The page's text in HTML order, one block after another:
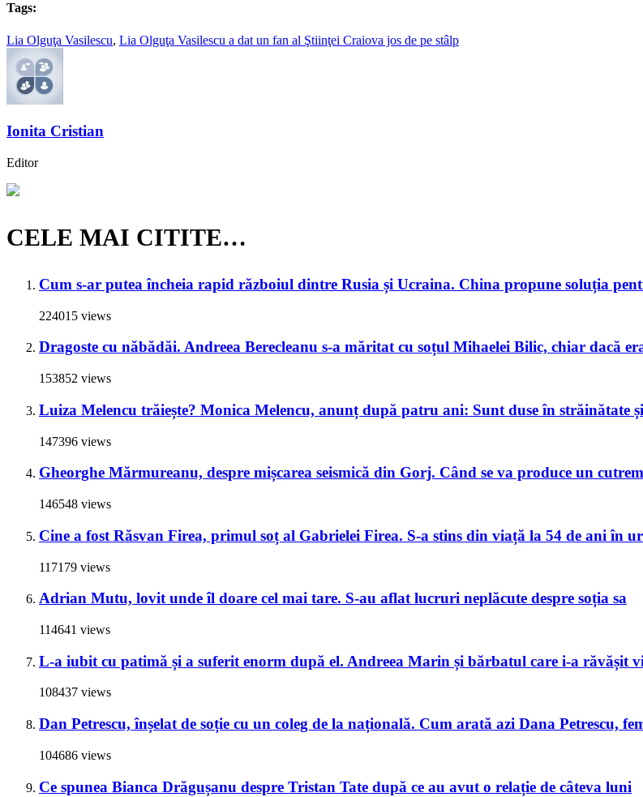
Tags:
Lia Olguţa Vasilescu, Lia Olguţa Vasilescu a dat un fan al Ştiinţei Craiova jos de pe stâlp
Ionita Cristian
Editor
CELE MAI CITITE…
Cum s-ar putea încheia rapid războiul dintre Rusia și Ucraina. China propune soluția
224015 views
Dragoste cu năbădăi. Andreea Berecleanu s-a măritat cu soțul Mihaelei Bilic, chiar dacă
153852 views
Luiza Melencu trăiește? Monica Melencu, anunț după patru ani: Sunt duse în străinătate
147396 views
Gheorghe Mărmureanu, despre mișcarea seismică din Gorj. Când se va produce un
146548 views
Cine a fost Răsvan Firea, primul soț al Gabrielei Firea. S-a stins din viață la 54 de ani în
117179 views
Adrian Mutu, lovit unde îl doare cel mai tare. S-au aflat lucruri neplăcute despre soția sa
114641 views
L-a iubit cu patimă și a suferit enorm după el. Andreea Marin și bărbatul care i-a răvășit
108437 views
Dan Petrescu, înșelat de soție cu un coleg de la națională. Cum arată azi Dana Petrescu,
104686 views
Ce spunea Bianca Drăgușanu despre Tristan Tate după ce au avut o relație de câteva luni